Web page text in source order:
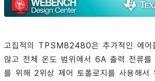
고집적의 TPSM82480은 추가적인 에어
않고 전체 온도 범위에서 6A 출력 전류를
를 위해 2위상 제어 토폴로지를 사용해서